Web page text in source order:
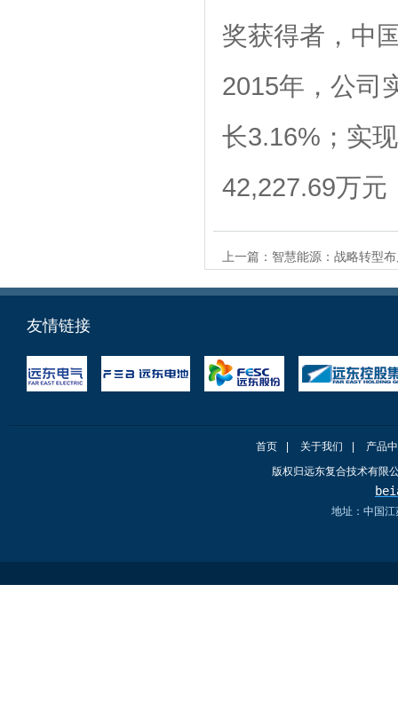
奖获得者，中
2015年，公司
长3.16%；实
42,227.69万元
上一篇： 智慧能源：战略转型
友情链接
首页 关于我们
产品
版权归远东复合技术有限
地址：中国江